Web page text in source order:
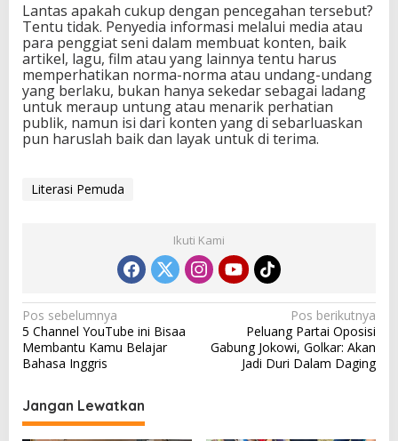
Lantas apakah cukup dengan pencegahan tersebut?
Tentu tidak. Penyedia informasi melalui media atau
para penggiat seni dalam membuat konten, baik
artikel, lagu, film atau yang lainnya tentu harus
memperhatikan norma-norma atau undang-undang
yang berlaku, bukan hanya sekedar sebagai ladang
untuk meraup untung atau menarik perhatian
publik, namun isi dari konten yang di sebarluaskan
pun haruslah baik dan layak untuk di terima.
Literasi Pemuda
Ikuti Kami
N
a
v
g
Pos sebelumnya
5 Channel YouTube ini Bisaa
Membantu Kamu Belajar
Bahasa Inggris
Pos berikutnya
Peluang Partai Oposisi
Gabung Jokowi, Golkar: Akan
Jadi Duri Dalam Daging
Jangan Lewatkan